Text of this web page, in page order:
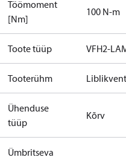
Töömoment
[Nm]
100 N-m
Toote tüüp VFH2-
Tooterühm
Ühenduse
tüüp
Kõrv
Ümbritseva